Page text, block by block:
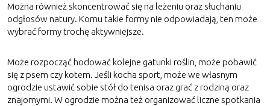
Można również skoncentrować się na leżeniu oraz słuchaniu
odgłosów natury. Komu takie formy nie odpowiadają, ten może
wybrać formy trochę aktywniejsze.
Może rozpocząć hodować kolejne gatunki roślin, może pobawić
się z psem czy kotem. Jeśli kocha sport, może we własnym
ogrodzie ustawić sobie stół do tenisa oraz grać z rodziną oraz
znajomymi. W ogrodzie można też organizować liczne spotkania